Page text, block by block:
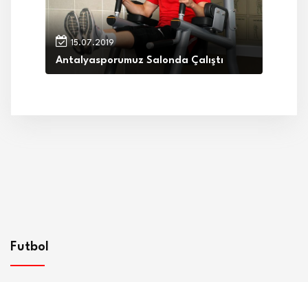
15.07.2019
Antalyasporumuz Salonda Çalıştı
Futbol